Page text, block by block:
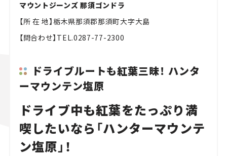
マウントジーンズ 那須ゴンドラ
【所 在 地】栃木県那須郡那須町大字大島
【問合わせ】TEL.0287-77-2300
ドライブルートも紅葉三昧！ ハンタ
ーマウンテン塩原
ドライブ中も紅葉をたっぷり満
喫したいなら「ハンターマウンテ
ン塩原」！